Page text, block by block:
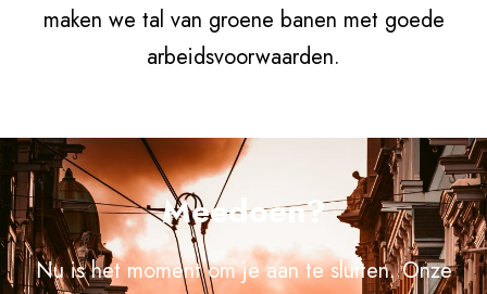
maken we tal van groene banen met goede
arbeidsvoorwaarden.
Meedoen?
Nu is het moment om je aan te sluiten. Onze